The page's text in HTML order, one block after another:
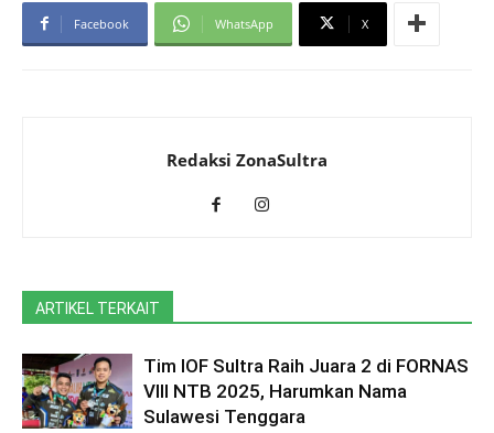
Facebook WhatsApp X
Redaksi ZonaSultra
ARTIKEL TERKAIT
Tim IOF Sultra Raih Juara 2 di FORNAS
VIII NTB 2025, Harumkan Nama
Sulawesi Tenggara